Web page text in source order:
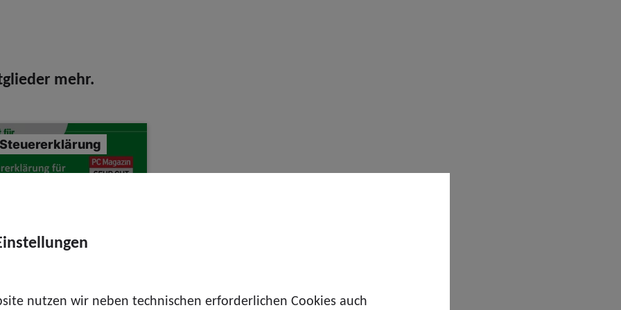
mehr.
nutzen wir neben technischen erforderlichen Cookies auch